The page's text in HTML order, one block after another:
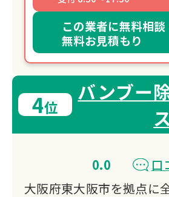
この業者に無料相談
無料お見積もり
4位
バンブー
0.0
口
大阪府東大阪市を拠点に